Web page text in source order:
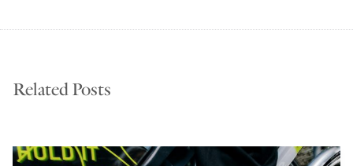
Related Posts